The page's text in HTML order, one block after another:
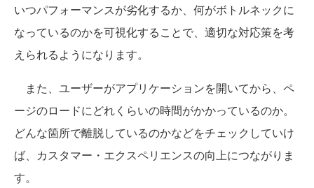
いつパフォーマンスが劣化するか、何がボトルネックに
なっているのかを可視化することで、適切な対応策を考
えられるようになります。
また、ユーザーがアプリケーションを開いてから、ペ
ージのロードにどれくらいの時間がかかっているのか。
どんな箇所で離脱しているのかなどをチェックしていけ
ば、カスタマー・エクスペリエンスの向上につながりま
す。